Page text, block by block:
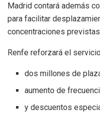
Madrid contará además
para facilitar
concentraciones
Renfe reforzará el
dos millones de
aumento de
y descuentos